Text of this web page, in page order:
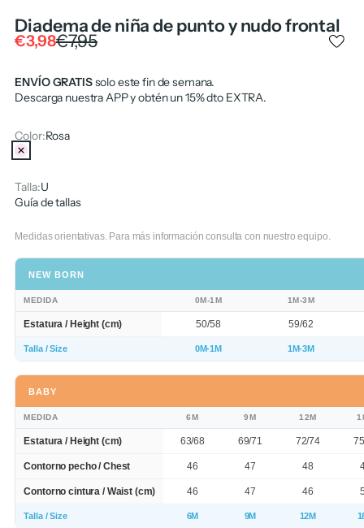
Diadema de niña de punto y nudo frontal
Precio de oferta
€3,98Precio normal
€7,95
ENVÍO GRATISsolo este fin de semana.
Descarga nuestra APP y obtén un 15% dto EXTRA.
Color:Rosa
Rosa
Talla:U
Guía de tallas
Medidas orientativas. Para más información consulta con nuestro equipo.
NEW BORN
MEDIDA 0M-1M 1M-3M
Estatura / Height (cm) 50/58 59/62
Talla / Size 0M-1M 1M-3M
BABY
MEDIDA 6M 9M 12M
Estatura / Height (cm) 63/68 69/71 72/74
Contorno pecho / Chest 46 47 48
Contorno cintura / Waist (cm) 46 47 46
Talla / Size 6M 9M 12M